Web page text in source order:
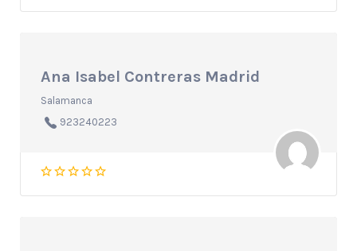
Ana Isabel Contreras Madrid
Salamanca
923240223